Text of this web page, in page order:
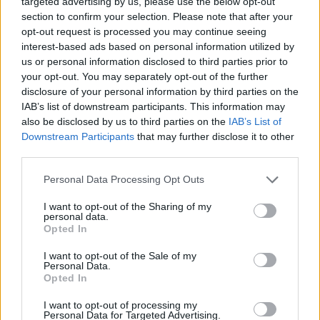
section to confirm your selection. Please note that after your
opt-out request is processed you may continue seeing
interest-based ads based on personal information utilized by
us or personal information disclosed to third parties prior to
your opt-out. You may separately opt-out of the further
disclosure of your personal information by third parties on the
IAB’s list of downstream participants. This information may
also be disclosed by us to third parties on the IAB’s List of
Downstream Participants that may further disclose it to other
Please note that this website/app uses one or more Google
not limited to your visit or usage behaviour. You may click to
grant or deny consent to Google and its third-party tags to
use your data for below specified purposes in below Google
consent section.
Personal Data Processing Opt Outs
I want to opt-out of the Sharing of my
personal data.
Opted In
I want to opt-out of the Sale of my
Personal Data.
Opted In
I want to opt-out of processing my
Personal Data for Targeted Advertising.
Az Egri Ügyeken is többször számoltunk be az utóbbi hónapokban
az Eger határában szaporodó illegális szeméthalmokról, amelyeket
egyre pofátlanabb nyíltsággal szórnak ki természetvédelmi vagy
éppen mezőgazdasági területeken. Komlósi elmondta, az
önkormányzat mihamarabb felszámolná ezeket a lerakókat, ám az
anyagi és emberi erőforrásaik végesek, ezért szeretnék a mindazok
segítségét és figyelmét kérni, akiket zavarnak a város határában
halmozódó hulladékhegyek.
A képviselő aTV Egertudósítása szerint elmondta, három eleme
lesz a kampánynak:
- Az első a tájékoztatás, vagyis a város médiafelületein felhívják a
legálisan hulladékot elhelyezni. Sokan ugyanis nem tudják, hogy
milyen hulladékot milyen mennyiségben adhatnak le, így ha az
érintettek tudnak róla, akkor talán nem az árokparton vagy a
Hulladékgazdálkodási Nonprofit Kft. honlapján
lehet tájékozódni
most is, így például az egri
lakossági hulladékgyűjtő udvar
szolgáltatásairól.